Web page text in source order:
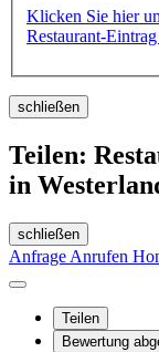
Klicken Sie hier
Restaurant-
schließen
Teilen:
in
schließen
Anfrage Anrufen
Teilen
Bewertung